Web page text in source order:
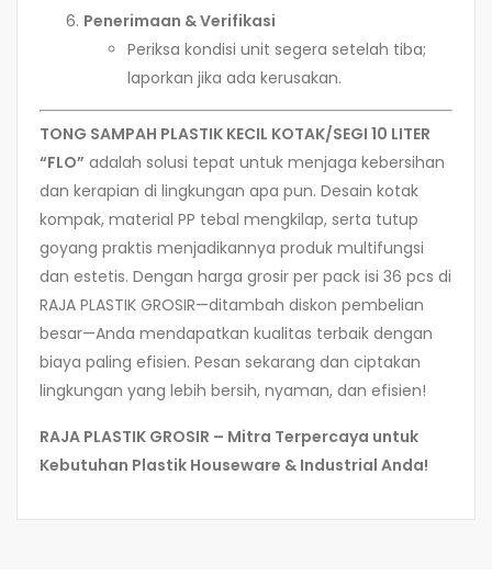
Penerimaan & Verifikasi
Periksa kondisi unit segera setelah tiba;
laporkan jika ada kerusakan.
TONG SAMPAH PLASTIK KECIL KOTAK/SEGI 10 LITER
“FLO” adalah solusi tepat untuk menjaga kebersihan
dan kerapian di lingkungan apa pun. Desain kotak
kompak, material PP tebal mengkilap, serta tutup
goyang praktis menjadikannya produk multifungsi
dan estetis. Dengan harga grosir per pack isi 36 pcs di
RAJA PLASTIK GROSIR—ditambah diskon pembelian
besar—Anda mendapatkan kualitas terbaik dengan
biaya paling efisien. Pesan sekarang dan ciptakan
lingkungan yang lebih bersih, nyaman, dan efisien!
RAJA PLASTIK GROSIR – Mitra Terpercaya untuk
Kebutuhan Plastik Houseware & Industrial Anda!